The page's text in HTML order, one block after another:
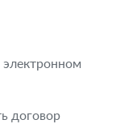
электронном
договор